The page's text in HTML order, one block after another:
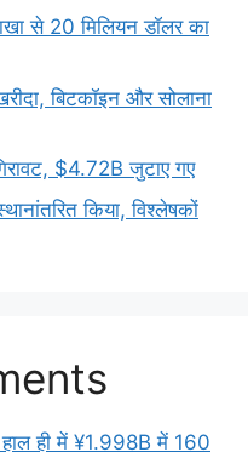
से 20 मिलियन डॉलर का
बिटकॉइन और सोलाना
$4.72B जुटाए गए
किया, विश्लेषकों
ही में ¥1.998B में 160